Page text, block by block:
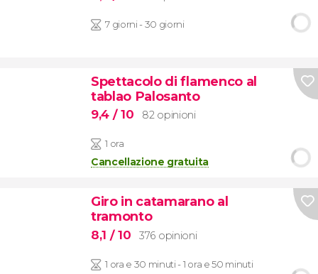
7 giorni - 30 giorni
Spettacolo di flamenco al
tablao Palosanto
9,4 / 10 82 opinioni
1 ora
Cancellazione gratuita
Giro in catamarano al
tramonto
8,1 / 10 376 opinioni
1 ora e 30 minuti - 1 ora e 50 minuti